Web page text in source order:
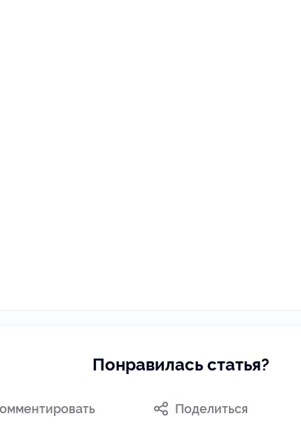
Понравилась статья?
Поделиться